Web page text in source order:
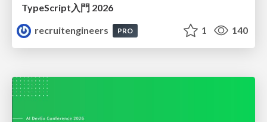
TypeScript入門 2026
recruitengineers
PRO 1 140